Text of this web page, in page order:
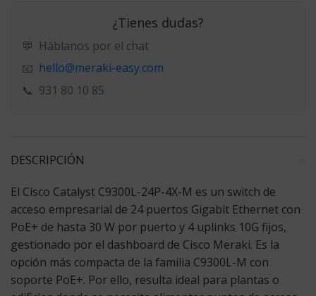
¿Tienes dudas?
💬 Háblanos por el chat
📧 hello@meraki-easy.com
📞 931 80 10 85
DESCRIPCIÓN
El Cisco Catalyst C9300L-24P-4X-M es un switch de
acceso empresarial de 24 puertos Gigabit Ethernet con
PoE+ de hasta 30 W por puerto y 4 uplinks 10G fijos,
gestionado por el dashboard de Cisco Meraki. Es la
opción más compacta de la familia C9300L-M con
soporte PoE+. Por ello, resulta ideal para plantas o